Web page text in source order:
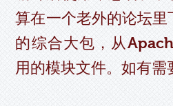
算在一个老外的论坛
的综合大包，从
用的模块文件。如有需